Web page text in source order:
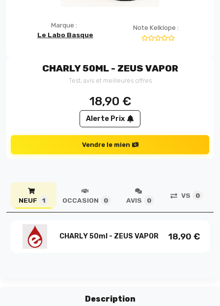
Marque :
Le Labo Basque
Note Kelklope :
CHARLY 50ML - ZEUS VAPOR
Test, avis et meilleures offres
18,90 €
Alerte Prix
Vendre le mien
NEUF 1 OCCASION 0 AVIS 0
VS 0
CHARLY 50ml - ZEUS VAPOR 18,90 €
Description